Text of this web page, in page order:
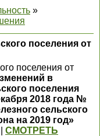
»
поселения от
поселения от
в
поселения
2018 года №
сельского
на 2019 год»
СМОТРЕТЬ